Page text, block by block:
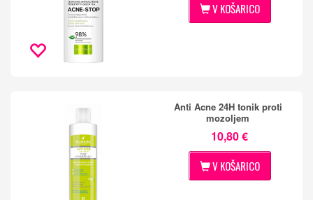
V KOŠARICO
Anti Acne 24H tonik proti
mozoljem
10,80 €
V KOŠARICO